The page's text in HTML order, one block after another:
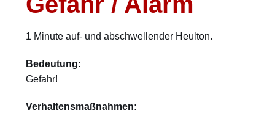
1 Minute auf- und abschwellender Heulton.
Bedeutung:
Gefahr!
Verhaltensmaßnahmen: